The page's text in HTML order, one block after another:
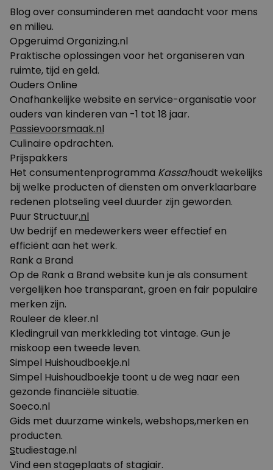
Blog over consuminderen met aandacht voor mens
en milieu.
Opgeruimd Organizing.nl
Praktische oplossingen voor het organiseren van
ruimte, tijd en geld.
Ouders Online
Onafhankelijke website en service-organisatie voor
ouders van kinderen van -1 tot 18 jaar.
Passievoorsmaak.nl
Culinaire opdrachten.
Prijspakkers
Het consumentenprogramma Kassa!houdt wekelijks
bij welke producten of diensten om onverklaarbare
redenen plotseling veel duurder zijn geworden.
Puur Structuur.nl
Uw bedrijf en medewerkers weer effectief en
efficiënt aan het werk.
Rank a Brand
Op de Rank a Brand website kun je als consument
vergelijken hoe transparant, groen en fair populaire
merken zijn.
Rouleer de kleer.nl
Kledingruil van merkkleding tot vintage. Gun je
miskoop een tweede leven.
Simpel Huishoudboekje.nl
Simpel Huishoudboekje toont u de weg naar een
gezonde financiële situatie.
Soeco.nl
Gids met duurzame winkels, webshops,merken en
producten.
Studiestage.nl
Vind een stageplaats of stagiair.